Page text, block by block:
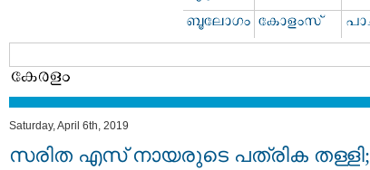
Saturday, April 6th, 2019
സരിത എസ് നായരുടെ പത്രിക തള്ളി;